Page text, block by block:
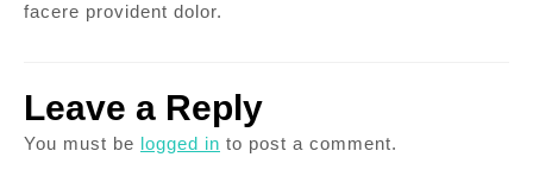
facere provident dolor.
Leave a Reply
You must be logged in to post a comment.